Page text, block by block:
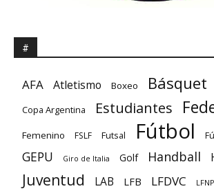
#
AFA Atletismo Boxeo Básquet
Copa Argentina Estudiantes
Femenino FSLF Futsal Fútbol
GEPU Giro de Italia Golf Handball
Juventud LAB LFB LFDVC LFNP